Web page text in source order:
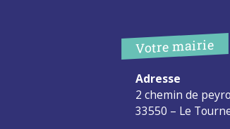
Votre mairie
Adresse
2 chemin de
33550 – Le